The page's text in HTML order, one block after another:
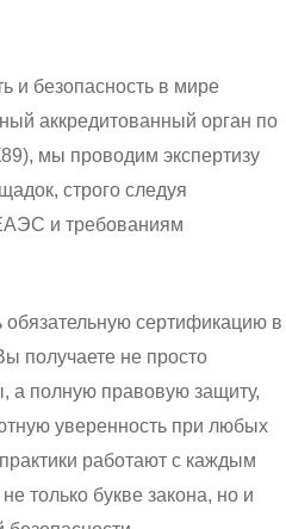
и безопасность в мире
аккредитованный орган по
мы проводим экспертизу
строго следуя
и требованиям
сертификацию в
получаете не просто
а полную правовую защиту,
уверенность при любых
работают с каждым
только букве закона, но и